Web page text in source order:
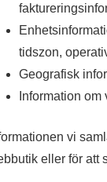
tidszon,
Geografisk
Information
vi
eller för att